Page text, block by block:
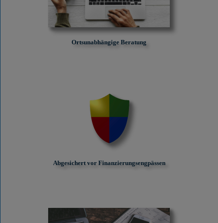
Ortsunabhängige Beratung
Abgesichert vor Finanzierungs­engpässen